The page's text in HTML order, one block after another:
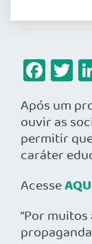
Após um
ouvir as
permitir
caráter
Acesse
“Por